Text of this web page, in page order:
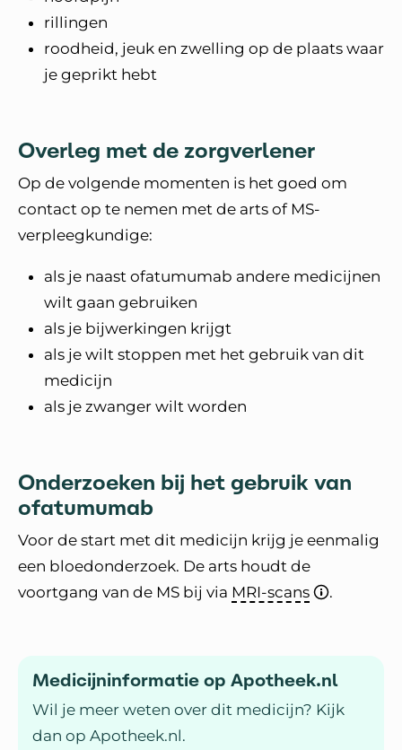
rillingen
roodheid, jeuk en zwelling op de plaats waar
je geprikt hebt
Overleg met de zorgverlener
Op de volgende momenten is het goed om
contact op te nemen met de arts of MS-
verpleegkundige:
als je naast ofatumumab andere medicijnen
wilt gaan gebruiken
als je bijwerkingen krijgt
als je wilt stoppen met het gebruik van dit
medicijn
als je zwanger wilt worden
Onderzoeken bij het gebruik van
ofatumumab
Voor de start met dit medicijn krijg je eenmalig
een bloedonderzoek. De arts houdt de
voortgang van de MS bij via MRI-scans .
Medicijninformatie op Apotheek.nl
Wil je meer weten over dit medicijn? Kijk
dan op Apotheek.nl.